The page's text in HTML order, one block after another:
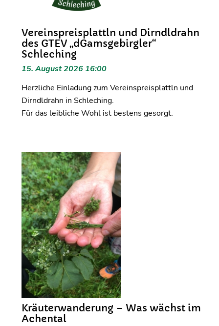
Vereinspreisplattln und Dirndldrahn
des GTEV „dGamsgebirgler“
Schleching
15. August 2026 16:00
Herzliche Einladung zum Vereinspreisplattln und
Dirndldrahn in Schleching.
Für das leibliche Wohl ist bestens gesorgt.
Kräuterwanderung – Was wächst im
Achental